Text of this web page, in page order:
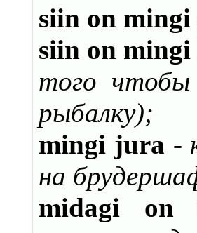
siin on mingi
siin on mingi
того чтобы
рыбалку);
mingi jura -
на
midagi on